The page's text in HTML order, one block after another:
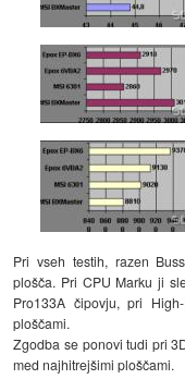
Pri vseh testih, razen
plošča. Pri CPU Marku ji
Pro133A čipovju, pri
ploščami.
Zgodba se ponovi tudi pri
med najhitrejšimi ploščami.